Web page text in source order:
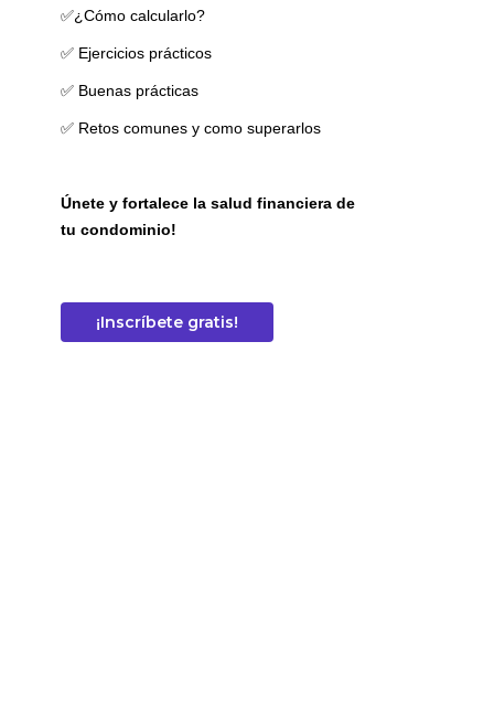
✅¿Cómo calcularlo?
✅ Ejercicios prácticos
✅ Buenas prácticas
✅ Retos comunes y como superarlos
Únete y fortalece la salud financiera de
tu condominio!
¡Inscríbete gratis!